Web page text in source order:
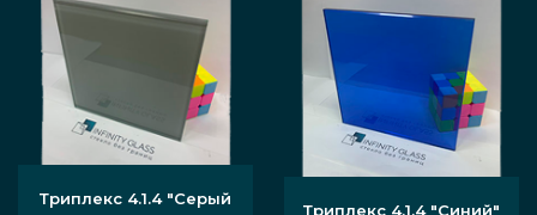
Триплекс 4.1.4 "Серый
Триплекс 4.1.4 "Синий"